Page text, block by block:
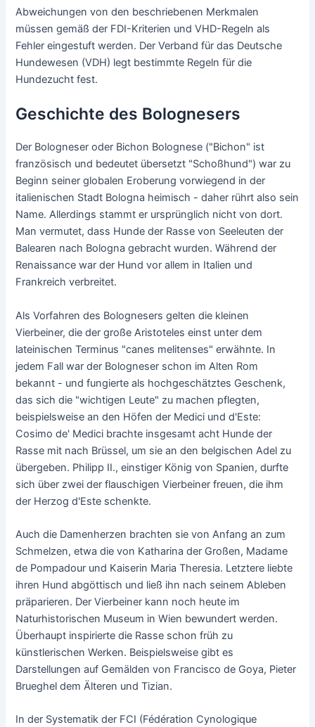
Abweichungen von den beschriebenen Merkmalen
müssen gemäß der FDI-Kriterien und VHD-Regeln als
Fehler eingestuft werden. Der Verband für das Deutsche
Hundewesen (VDH) legt bestimmte Regeln für die
Hundezucht fest.
Geschichte des Bolognesers
Der Bologneser oder Bichon Bolognese ("Bichon" ist
französisch und bedeutet übersetzt "Schoßhund") war zu
Beginn seiner globalen Eroberung vorwiegend in der
italienischen Stadt Bologna heimisch - daher rührt also sein
Name. Allerdings stammt er ursprünglich nicht von dort.
Man vermutet, dass Hunde der Rasse von Seeleuten der
Balearen nach Bologna gebracht wurden. Während der
Renaissance war der Hund vor allem in Italien und
Frankreich verbreitet.
Als Vorfahren des Bolognesers gelten die kleinen
Vierbeiner, die der große Aristoteles einst unter dem
lateinischen Terminus "canes melitenses" erwähnte. In
jedem Fall war der Bologneser schon im Alten Rom
bekannt - und fungierte als hochgeschätztes Geschenk,
das sich die "wichtigen Leute" zu machen pflegten,
beispielsweise an den Höfen der Medici und d'Este:
Cosimo de' Medici brachte insgesamt acht Hunde der
Rasse mit nach Brüssel, um sie an den belgischen Adel zu
übergeben. Philipp II., einstiger König von Spanien, durfte
sich über zwei der flauschigen Vierbeiner freuen, die ihm
der Herzog d'Este schenkte.
Auch die Damenherzen brachten sie von Anfang an zum
Schmelzen, etwa die von Katharina der Großen, Madame
de Pompadour und Kaiserin Maria Theresia. Letztere liebte
ihren Hund abgöttisch und ließ ihn nach seinem Ableben
präparieren. Der Vierbeiner kann noch heute im
Naturhistorischen Museum in Wien bewundert werden.
Überhaupt inspirierte die Rasse schon früh zu
künstlerischen Werken. Beispielsweise gibt es
Darstellungen auf Gemälden von Francisco de Goya, Pieter
Brueghel dem Älteren und Tizian.
In der Systematik der FCI (Fédération Cynologique